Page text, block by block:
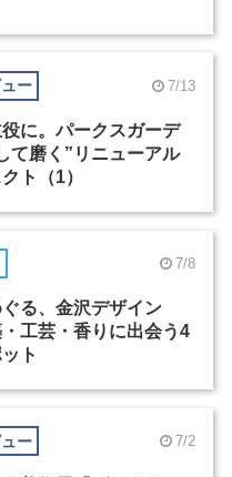
ー 7/13
に。パークスガーデ
て磨く”リニューアル
ト（1）
7/8
る、金沢デザイン
工芸・香りに出会う4
ト
ー 7/2